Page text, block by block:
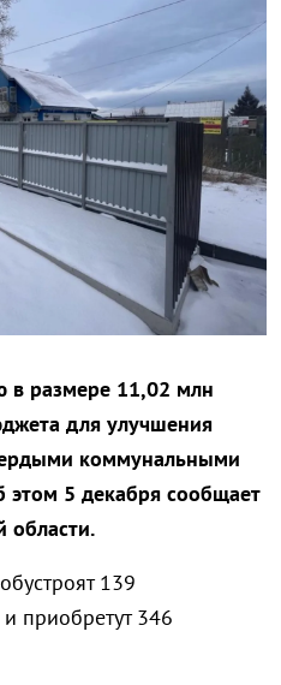
в размере 11,02 млн
для улучшения
коммунальными
этом 5 декабря сообщает
области.
139
приобретут 346